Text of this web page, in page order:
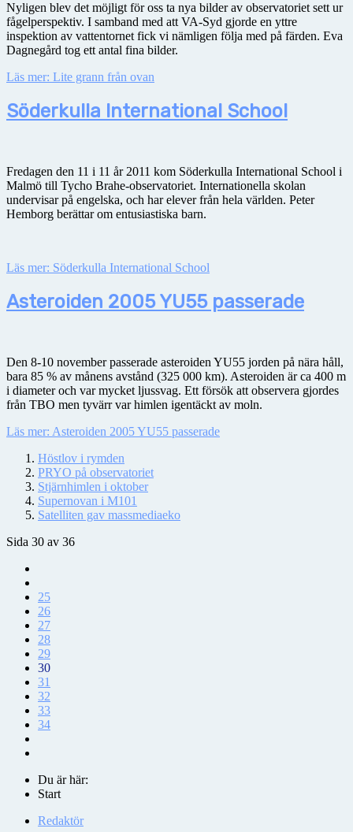
Nyligen blev det möjligt för oss ta nya bilder av observatoriet sett ur
fågelperspektiv. I samband med att VA-Syd gjorde en yttre
inspektion av vattentornet fick vi nämligen följa med på färden. Eva
Dagnegård tog ett antal fina bilder.
Läs mer: Lite grann från ovan
Söderkulla International School
Fredagen den 11 i 11 år 2011 kom Söderkulla International School i
Malmö till Tycho Brahe-observatoriet. Internationella skolan
undervisar på engelska, och har elever från hela världen. Peter
Hemborg berättar om entusiastiska barn.
Läs mer: Söderkulla International School
Asteroiden 2005 YU55 passerade
Den 8-10 november passerade asteroiden YU55 jorden på nära håll,
bara 85 % av månens avstånd (325 000 km). Asteroiden är ca 400 m
i diameter och var mycket ljussvag. Ett försök att observera gjordes
från TBO men tyvärr var himlen igentäckt av moln.
Läs mer: Asteroiden 2005 YU55 passerade
Höstlov i rymden
PRYO på observatoriet
Stjärnhimlen i oktober
Supernovan i M101
Satelliten gav massmediaeko
Sida 30 av 36
25
26
27
28
29
30
31
32
33
34
Du är här:
Start
Redaktör